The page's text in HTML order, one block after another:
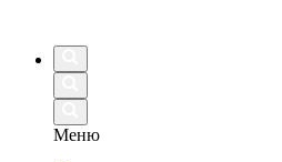
Меню